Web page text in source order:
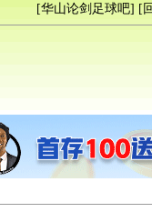
[华山论剑足球吧] [